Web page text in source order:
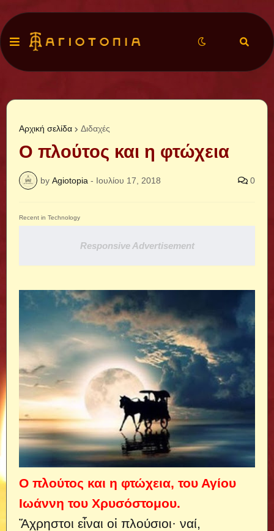
Αρχική σελίδα Διδαχές
Ο πλούτος και η φτώχεια
by Agiotopia - Ιουλίου 17, 2018 0
Recent in Technology
Responsive Advertisement
Ο πλούτος και η φτώχεια, του Αγίου
Ιωάννη του Χρυσόστομου.
Ἄχρηστoι εἶναι oἱ πλoύσιoι· ναί,